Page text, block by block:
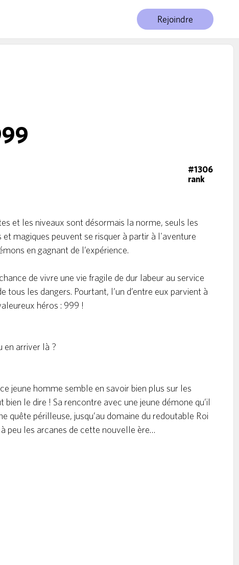
Rejoindre
#1306
rank
et les niveaux sont désormais la norme, seuls les
magiques peuvent se risquer à partir à l'aventure
en gagnant de l’expérience.
de vivre une vie fragile de dur labeur au service
tous les dangers. Pourtant, l’un d’entre eux parvient à
héros : 999 !
en arriver là ?
jeune homme semble en savoir bien plus sur les
le dire ! Sa rencontre avec une jeune démone qu’il
quête périlleuse, jusqu’au domaine du redoutable Roi
peu les arcanes de cette nouvelle ère…